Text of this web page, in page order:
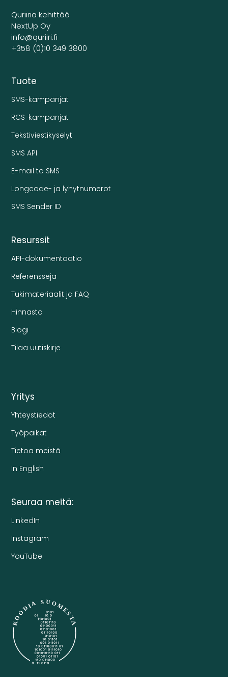
Quriiria kehittää
NextUp Oy
info@quriiri.fi
+358 (0)10 349 3800
Tuote
SMS-kampanjat
RCS-kampanjat
Tekstiviestikyselyt
SMS API
E-mail to SMS
Longcode- ja lyhytnumerot
SMS Sender ID
Resurssit
API-dokumentaatio
Referenssejä
Tukimateriaalit ja FAQ
Hinnasto
Blogi
Tilaa uutiskirje
Yritys
Yhteystiedot
Työpaikat
Tietoa meistä
In English
Seuraa meitä:
LinkedIn
Instagram
YouTube